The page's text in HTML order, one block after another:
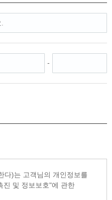
-
다)는 고객님의 개인정보를
진 및 정보보호"에 관한